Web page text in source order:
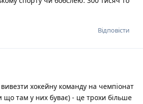
Відповісти
хокейну команду на чемпіонат
що там у них буває) - це трохи більше